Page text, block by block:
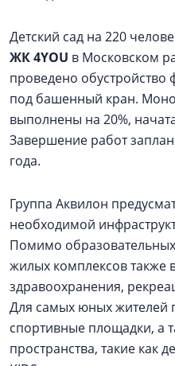
Детский сад на 220
ЖК 4YOU в Московском
проведено обустройство
под башенный кран.
выполнены на 20%,
Завершение работ
года.
Группа Аквилон
необходимой
Помимо
жилых комплексов также
здравоохранения,
Для самых юных жителей
спортивные площадки, а
пространства, такие как